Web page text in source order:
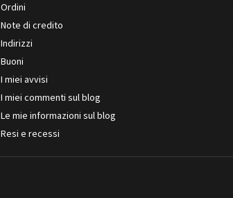
Ordini
Note di credito
Indirizzi
Buoni
I miei avvisi
I miei commenti sul blog
Le mie informazioni sul blog
Resi e recessi